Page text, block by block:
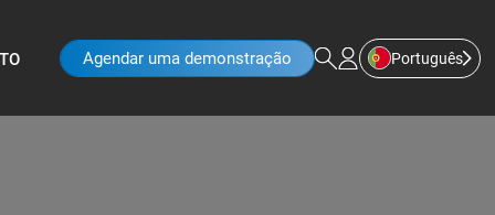
Agendar uma demonstração Português